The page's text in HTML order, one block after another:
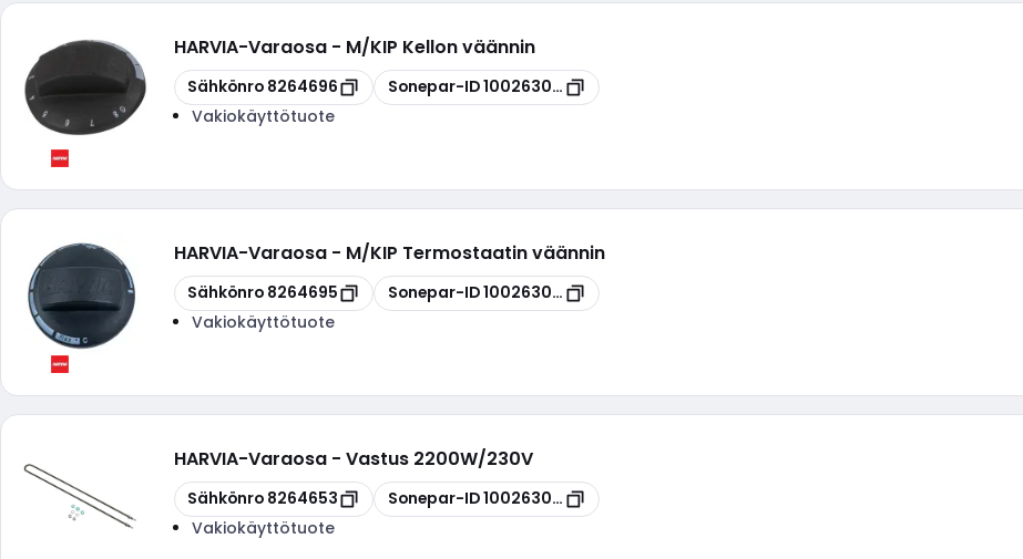
HARVIA-Varaosa - M/KIP Kellon väännin
Kopioi
Sähkönro 8264696 Kopioi
Sonepar-ID100263098
Vakiokäyttötuote
HARVIA-Varaosa - M/KIP Termostaatin väännin
Kopioi
Sähkönro 8264695 Kopioi
Sonepar-ID100263096
Vakiokäyttötuote
HARVIA-Varaosa - Vastus 2200W/230V
Kopioi
Sähkönro 8264653 Kopioi
Sonepar-ID100263024
Vakiokäyttötuote